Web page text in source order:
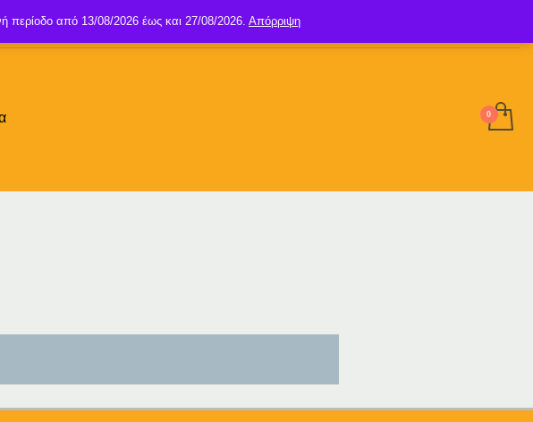
SIGN UP LOGIN
περίοδο από 13/08/2026 έως και 27/08/2026. Απόρριψη